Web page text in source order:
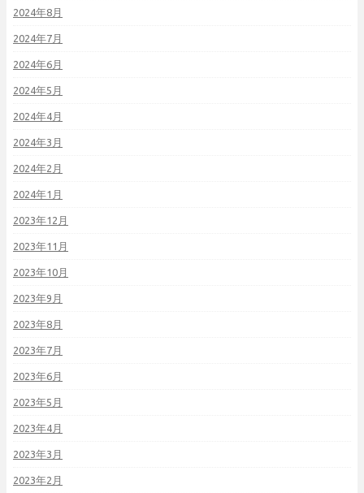
2024年8月
2024年7月
2024年6月
2024年5月
2024年4月
2024年3月
2024年2月
2024年1月
2023年12月
2023年11月
2023年10月
2023年9月
2023年8月
2023年7月
2023年6月
2023年5月
2023年4月
2023年3月
2023年2月